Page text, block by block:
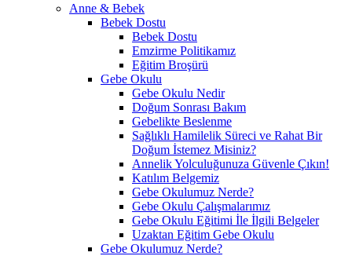
Anne & Bebek
Bebek Dostu
Bebek Dostu
Emzirme Politikamız
Eğitim Broşürü
Gebe Okulu
Gebe Okulu Nedir
Doğum Sonrası Bakım
Gebelikte Beslenme
Sağlıklı Hamilelik Süreci ve Rahat Bir
Doğum İstemez Misiniz?
Annelik Yolculuğunuza Güvenle Çıkın!
Katılım Belgemiz
Gebe Okulumuz Nerde?
Gebe Okulu Çalışmalarımız
Gebe Okulu Eğitimi İle İlgili Belgeler
Uzaktan Eğitim Gebe Okulu
Gebe Okulumuz Nerde?